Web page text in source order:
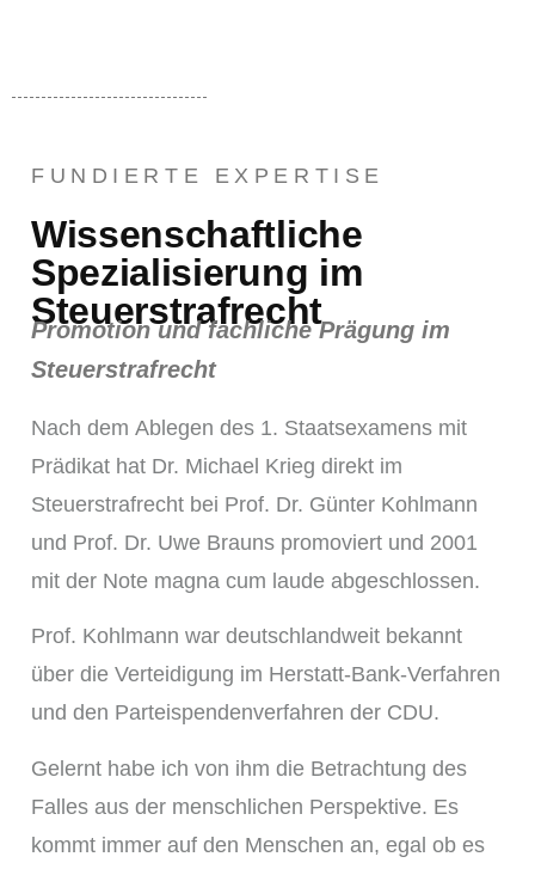
FUNDIERTE EXPERTISE
Wissenschaftliche
Spezialisierung im
Steuerstrafrecht
Promotion und fachliche Prägung im
Steuerstrafrecht
Nach dem Ablegen des 1. Staatsexamens mit
Prädikat hat Dr. Michael Krieg direkt im
Steuerstrafrecht bei Prof. Dr. Günter Kohlmann
und Prof. Dr. Uwe Brauns promoviert und 2001
mit der Note magna cum laude abgeschlossen.
Prof. Kohlmann war deutschlandweit bekannt
über die Verteidigung im Herstatt-Bank-Verfahren
und den Parteispendenverfahren der CDU.
Gelernt habe ich von ihm die Betrachtung des
Falles aus der menschlichen Perspektive. Es
kommt immer auf den Menschen an, egal ob es